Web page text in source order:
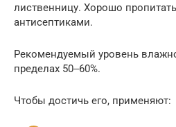
лиственницу. Хорошо
антисептиками.
Рекомендуемый уровень
пределах 50‒60%.
Чтобы достичь его, применяют: